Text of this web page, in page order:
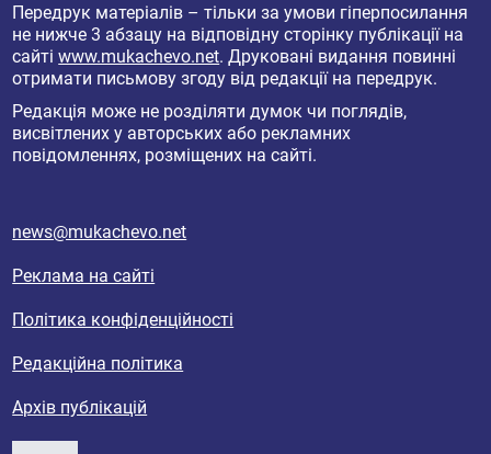
Передрук матеріалів – тільки за умови гіперпосилання
не нижче 3 абзацу на відповідну сторінку публікації на
сайтіwww.mukachevo.net. Друковані видання повинні
отримати письмову згоду від редакції на передрук.
Редакція може не розділяти думок чи поглядів,
висвітлених у авторських або рекламних
повідомленнях, розміщених на сайті.
news@mukachevo.net
Реклама на сайті
Політика конфіденційності
Редакційна політика
Архів публікацій